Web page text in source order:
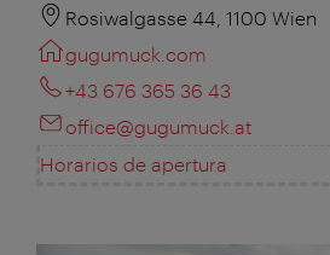
Rosiwalgasse 44, 1100 Wien
gugumuck.com
+43 676 365 36 43
office@gugumuck.at
Horarios de apertura